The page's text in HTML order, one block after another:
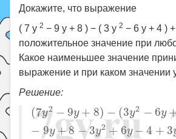
Докажите, что выражение
( 7 y2 − 9 y + 8 ) − ( 3 y2 − 6 y + 4 )
положительное значение при
Какое наименьшее значение
выражение и при каком значении
Решение:
(7y2 − 9y + 8) − (3y2 − 6y
− 9y +8 −3y2 + 6y − 4 + 3
(7y 2 y −(3 2−6 y )+